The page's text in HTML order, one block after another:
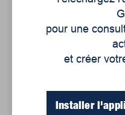
Enjeux sociaux
pour une
et créer
Installer